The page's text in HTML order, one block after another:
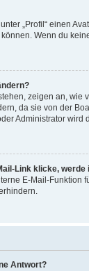
„Profil“ einen
Wenn du
zeigen an,
da sie von der
Administrator
Link klicke,
E-Mail-
Antwort?